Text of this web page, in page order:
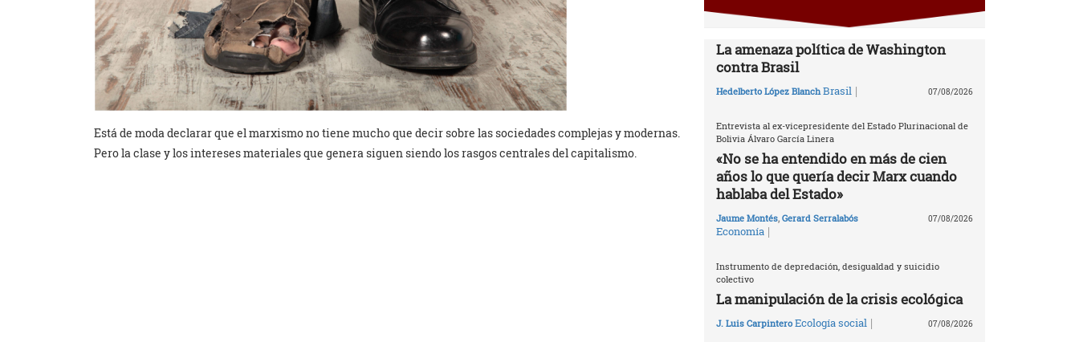
Está de moda declarar que el marxismo no tiene mucho que decir sobre las sociedades complejas y modernas.
Pero la clase y los intereses materiales que genera siguen siendo los rasgos centrales del capitalismo.
La amenaza política de Washington
contra Brasil
Hedelberto López Blanch Brasil | 07/08/2026
Entrevista al ex-vicepresidente del Estado Plurinacional de
Bolivia Álvaro García Linera
«No se ha entendido en más de cien
años lo que quería decir Marx cuando
hablaba del Estado»
Jaume Montés, Gerard Serralabós
Economía |
07/08/2026
Instrumento de depredación, desigualdad y suicidio
colectivo
La manipulación de la crisis ecológica
J. Luis Carpintero Ecología social | 07/08/2026